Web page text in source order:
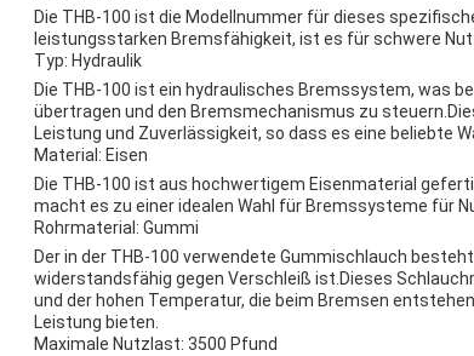
Die THB-100 ist die Modellnummer für dieses
leistungsstarken Bremsfähigkeit, ist es für schwere
Typ: Hydraulik
Die THB-100 ist ein hydraulisches Bremssystem, was
übertragen und den Bremsmechanismus zu
Leistung und Zuverlässigkeit, so dass es eine beliebte
Material: Eisen
Die THB-100 ist aus hochwertigem Eisenmaterial
macht es zu einer idealen Wahl für Bremssysteme für
Rohrmaterial: Gummi
Der in der THB-100 verwendete Gummischlauch
widerstandsfähig gegen Verschleiß ist.Dieses
und der hohen Temperatur, die beim Bremsen
Leistung bieten.
Maximale Nutzlast: 3500 Pfund